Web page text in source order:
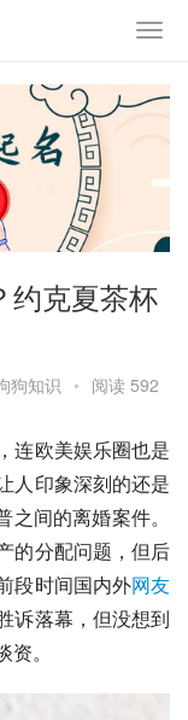
约克夏茶杯
狗知识 • 阅读 592
连欧美娱乐圈也是
人印象深刻的还是
之间的离婚案件。
的分配问题，但后
段时间国内外网友
诉落幕，但没想到
。